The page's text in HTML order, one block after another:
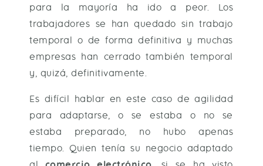
para la mayoría ha ido a peor. Los
trabajadores se han quedado sin trabajo
temporal o de forma definitiva y muchas
empresas han cerrado también temporal
y, quizá, definitivamente.
Es difícil hablar en este caso de agilidad
para adaptarse, o se estaba o no se
estaba preparado, no hubo apenas
tiempo. Quien tenía su negocio adaptado